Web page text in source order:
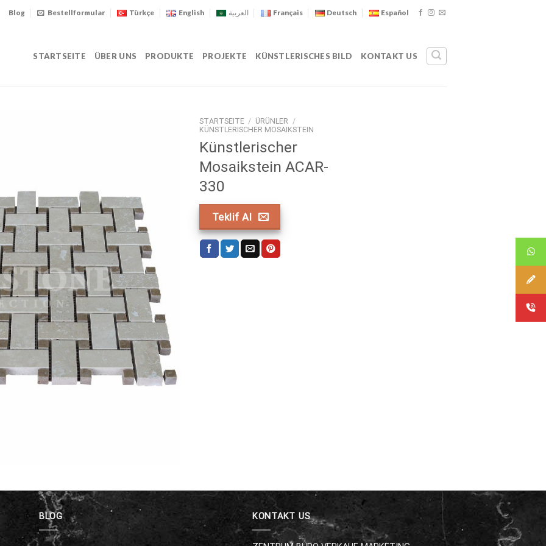
Blog Bestellformular Türkçe English العربية Français Deutsch Español
STARTSEITE ÜBER UNS PRODUKTE PROJEKTE KÜNSTLERISCHES BILD KONTAKT US
STARTSEITE / ÜRÜNLER /
KÜNSTLERISCHER MOSAIKSTEIN
Künstlerischer
Mosaikstein ACAR-
330
Teklif Al
BLOG KONTAKT US